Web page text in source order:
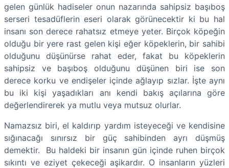
gelen günlük hadiseler onun nazarında sahipsiz başıboş
serseri tesadüflerin eseri olarak görünecektir ki bu hal
insanı son derece rahatsız etmeye yeter. Birçok köpeğin
olduğu bir yere rast gelen kişi eğer köpeklerin, bir sahibi
olduğunu düşünürse rahat eder, fakat bu köpeklerin
sahipsiz ve başıboş olduğunu düşünen biri ise son
derece korku ve endişeler içinde ağlayıp sızlar. İşte aynı
bu iki kişi yaşadıkları anı kendi bakış açılarına göre
değerlendirerek ya mutlu veya mutsuz olurlar.
Namazsız biri, el kaldırıp yardım isteyeceği ve kendisine
sığınacağı sınırsız bir güç sahibinden ayrı düşmüş
demektir. Bu haldeki bir insanın gün içinde ruhen birçok
sıkıntı ve eziyet çekeceği aşikardır. O insanların yüzleri